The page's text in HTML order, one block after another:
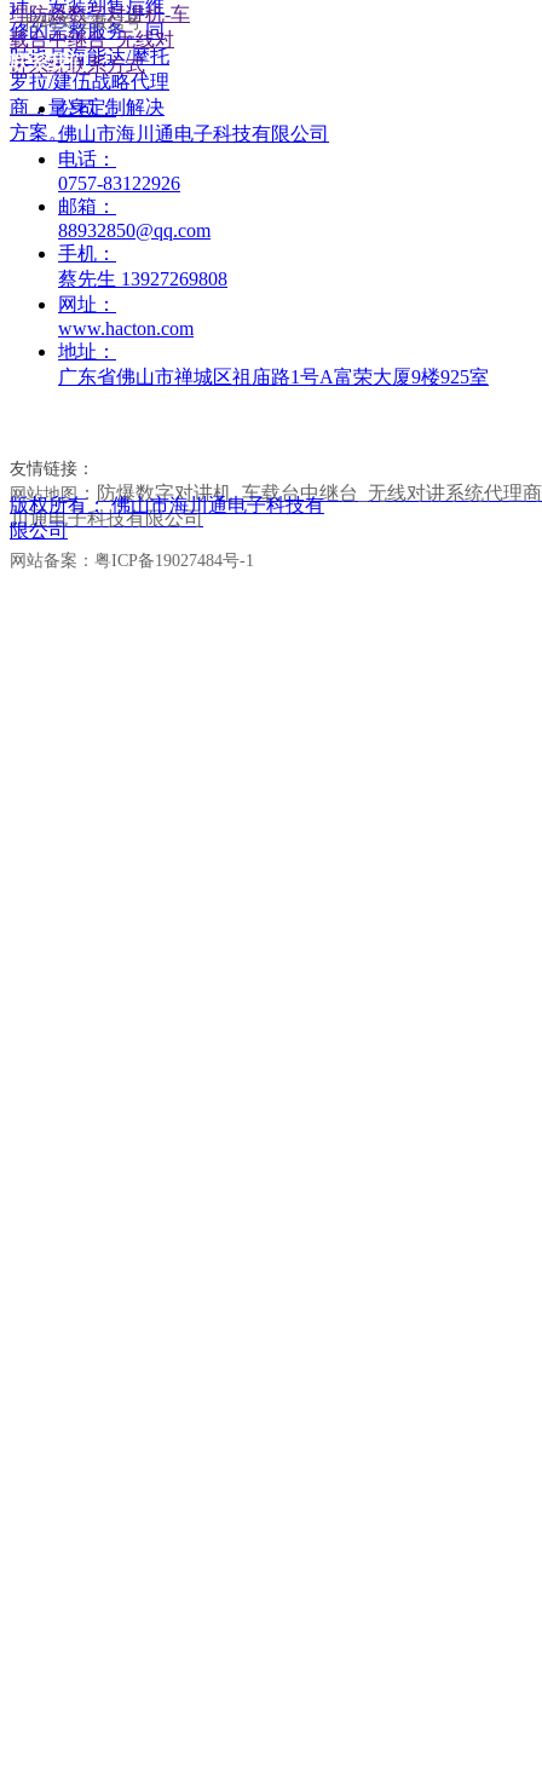
扫码关注微信号
联系我们
——
公司：
佛山市海川通电子科技有限公司
电话：
0757-83122926
邮箱：
88932850@qq.com
手机：
蔡先生 13927269808
网址：
www.hacton.com
地址：
广东省佛山市禅城区祖庙路1号A富荣大厦9楼925室
友情链接：
网站地图： 防爆数字对讲机_车载台中继台_无线对讲系统代理
川通电子科技有限公司
版权所有： 佛山市海川通电子科技有
限公司
网站备案：粤ICP备19027484号-1